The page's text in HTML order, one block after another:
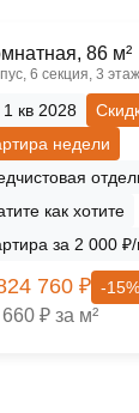
86 м²
6 секция, 3
1 кв 2028
недели
как хотите
за 2 000
760 ₽ -15%
₽ за м²